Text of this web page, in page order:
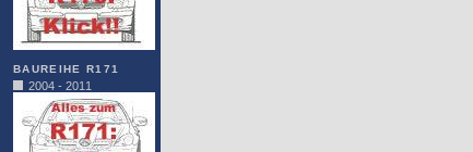
BAUREIHE R171
2004 - 2011